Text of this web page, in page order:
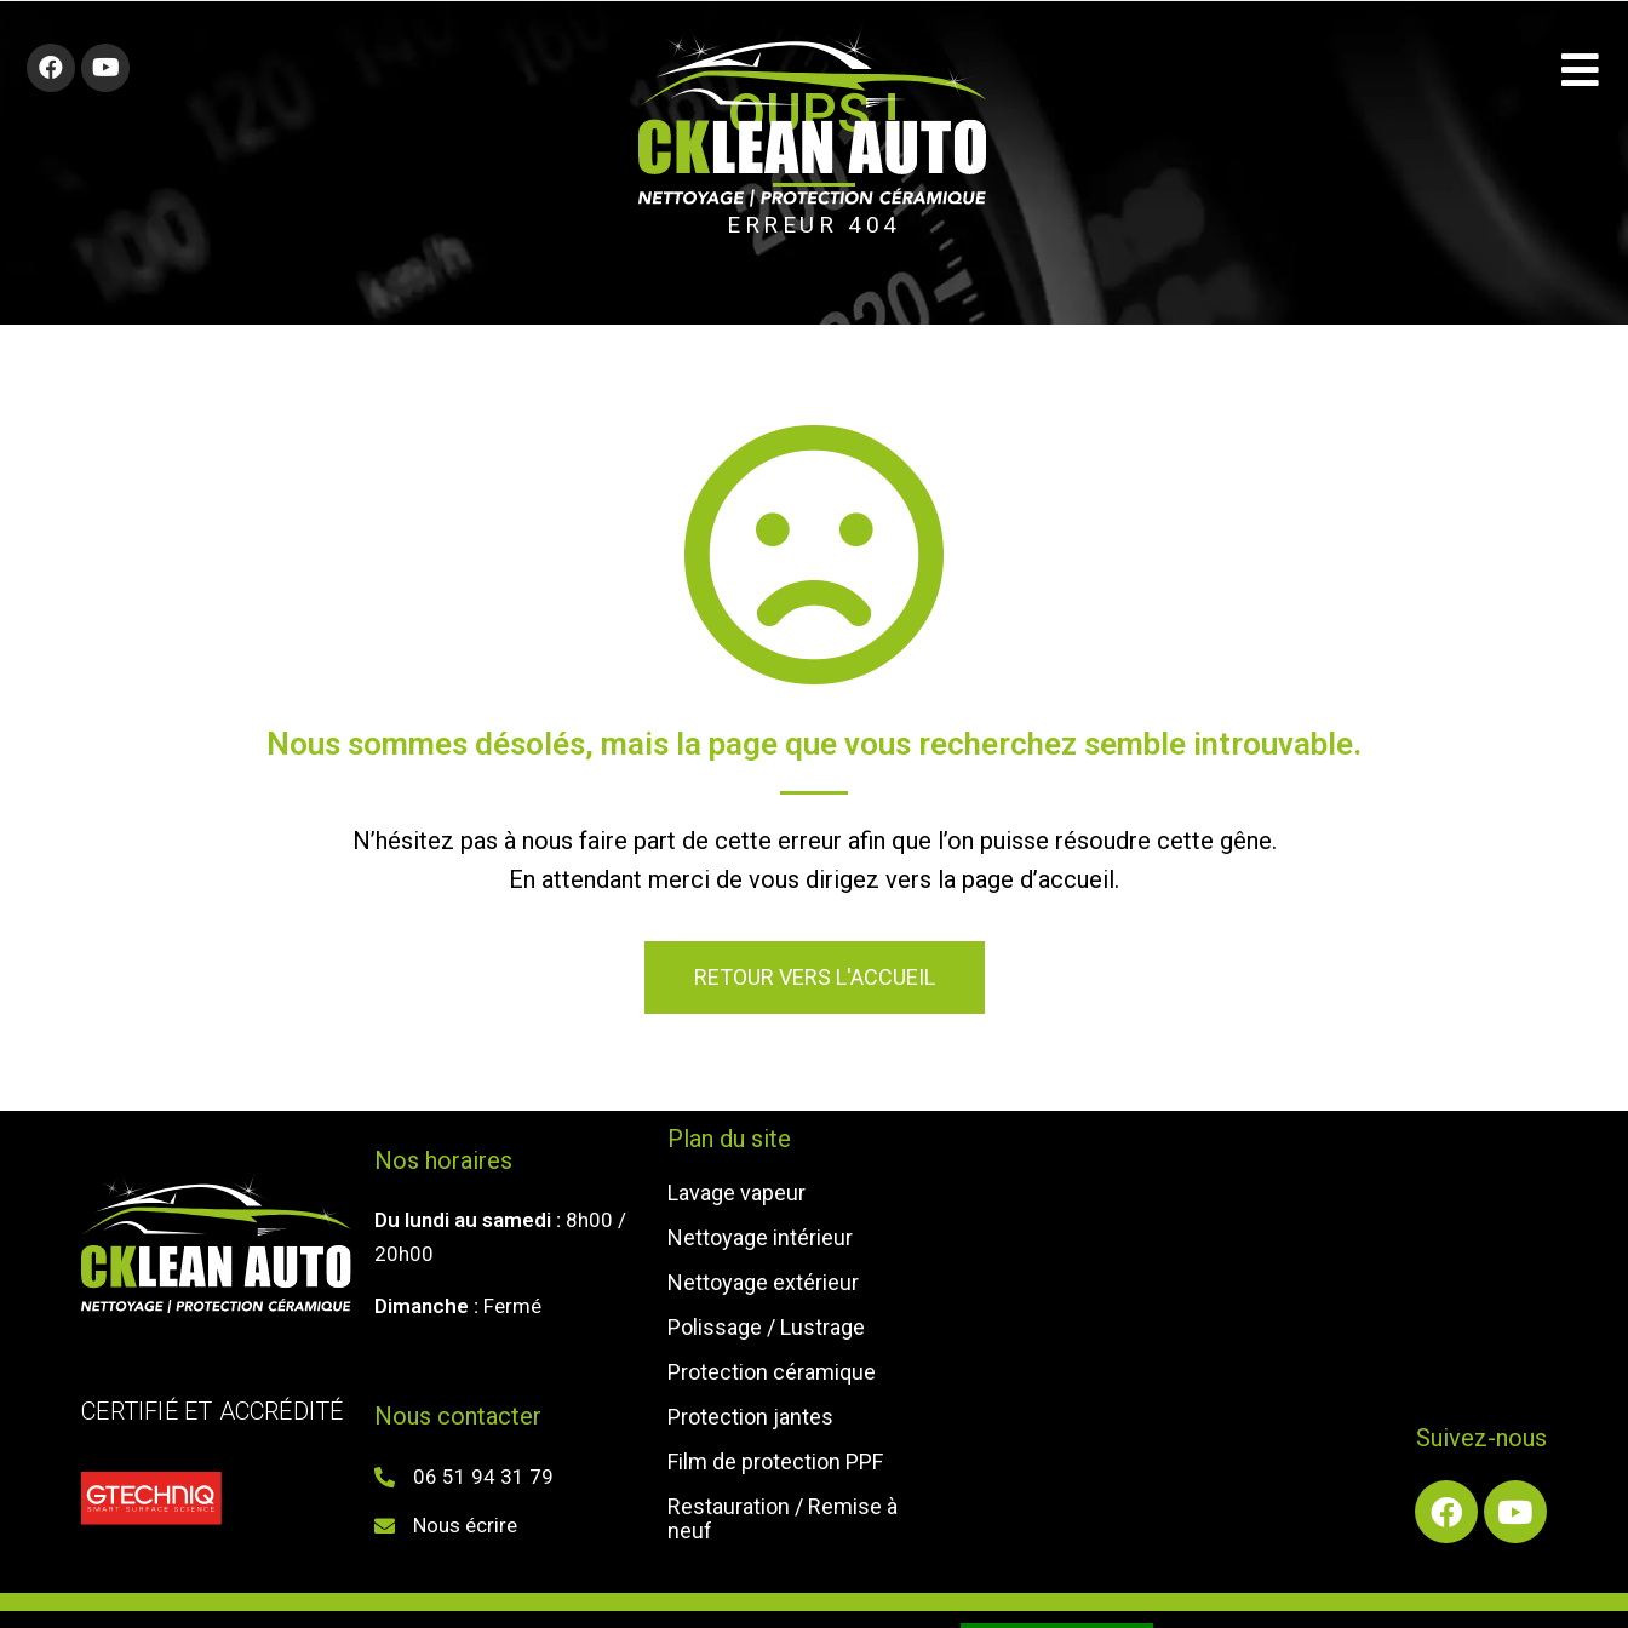
OUPS !
ERREUR 404
Nous sommes désolés, mais la page que vous recherchez semble introuvable.
N’hésitez pas à nous faire part de cette erreur afin que l’on puisse résoudre cette gêne.
En attendant merci de vous dirigez vers la page d’accueil.
RETOUR VERS L'ACCUEIL
CERTIFIÉ ET ACCRÉDITÉ
Nos horaires
Du lundi au samedi : 8h00 /
20h00
Dimanche : Fermé
Nous contacter
06 51 94 31 79
Nous écrire
Plan du site
Lavage vapeur
Nettoyage intérieur
Nettoyage extérieur
Polissage / Lustrage
Protection céramique
Protection jantes
Film de protection PPF
Restauration / Remise à
neuf
Suivez-nous
2022 © CKLEAN AUTO 45 | Lavage automobile à la vapeur et à domicile | Centre detailling Orléans |Mentions légales